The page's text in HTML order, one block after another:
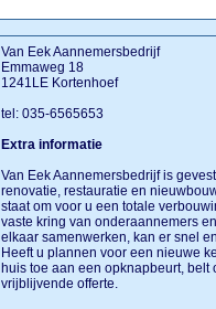
Van Eek Aannemersbedrijf
Emmaweg 18
1241LE Kortenhoef
tel: 035-6565653
Extra informatie
Van Eek Aannemersbedrijf is
renovatie, restauratie en
staat om voor u een totale
vaste kring van onderaannemers
elkaar samenwerken, kan er snel
Heeft u plannen voor een nieuwe
huis toe aan een opknapbeurt, belt
vrijblijvende offerte.